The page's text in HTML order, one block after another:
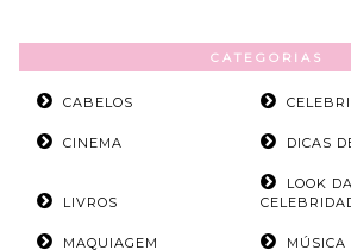
CATEGORIAS
CABELOS
CINEMA DICAS
LIVROS
LOOK
MAQUIAGEM MÚSICA